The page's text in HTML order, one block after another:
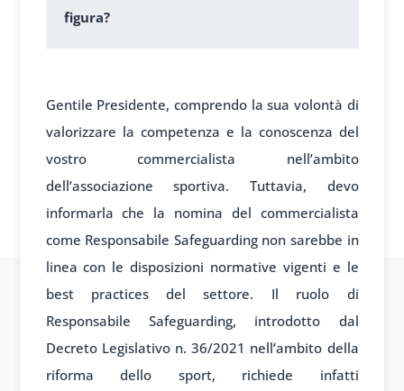
figura?
Gentile Presidente, comprendo la sua volontà di
valorizzare la competenza e la conoscenza del
vostro commercialista nell’ambito
dell’associazione sportiva. Tuttavia, devo
informarla che la nomina del commercialista
come Responsabile Safeguarding non sarebbe in
linea con le disposizioni normative vigenti e le
best practices del settore. Il ruolo di
Responsabile Safeguarding, introdotto dal
Decreto Legislativo n. 36/2021 nell’ambito della
riforma dello sport, richiede infatti